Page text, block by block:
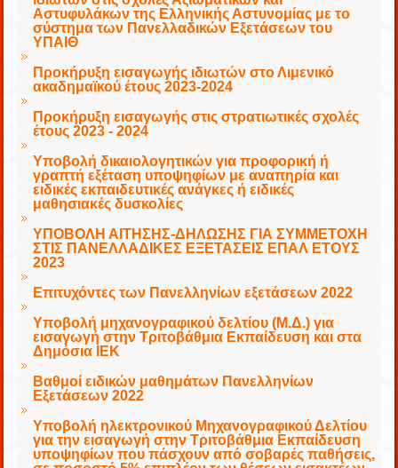
Αστυφυλάκων της Ελληνικής Αστυνομίας με το
σύστημα των Πανελλαδικών Εξετάσεων του
ΥΠΑΙΘ
Προκήρυξη εισαγωγής ιδιωτών στο Λιμενικό
ακαδημαϊκού έτους 2023-2024
Προκήρυξη εισαγωγής στις στρατιωτικές σχολές
έτους 2023 - 2024
Υποβολή δικαιολογητικών για προφορική ή
γραπτή εξέταση υποψηφίων με αναπηρία και
ειδικές εκπαιδευτικές ανάγκες ή ειδικές
μαθησιακές δυσκολίες
ΥΠΟΒΟΛΗ ΑΙΤΗΣΗΣ-ΔΗΛΩΣΗΣ ΓΙΑ ΣΥΜΜΕΤΟΧΗ
ΣΤΙΣ ΠΑΝΕΛΛΑΔΙΚΕΣ ΕΞΕΤΑΣΕΙΣ ΕΠΑΛ ΕΤΟΥΣ
2023
Επιτυχόντες των Πανελληνίων εξετάσεων 2022
Υποβολή μηχανογραφικού δελτίου (Μ.Δ.) για
εισαγωγή στην Τριτοβάθμια Εκπαίδευση και στα
Δημόσια ΙΕΚ
Βαθμοί ειδικών μαθημάτων Πανελληνίων
Εξετάσεων 2022
Υποβολή ηλεκτρονικού Μηχανογραφικού Δελτίου
για την εισαγωγή στην Τριτοβάθμια Εκπαίδευση
υποψηφίων που πάσχουν από σοβαρές παθήσεις,